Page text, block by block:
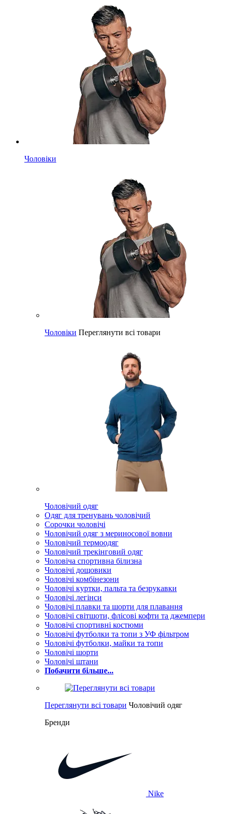
Чоловіки
Чоловіки Переглянути всі товари
Чоловічий одяг
Одяг для тренувань чоловічий
Сорочки чоловічі
Чоловічий одяг з мериносової вовни
Чоловічий термоодяг
Чоловічий трекінговий одяг
Чоловіча спортивна білизна
Чоловічі дощовики
Чоловічі комбінезони
Чоловічі куртки, пальта та безрукавки
Чоловічі легінси
Чоловічі плавки та шорти для плавання
Чоловічі світшоти, флісові кофти та джемпери
Чоловічі спортивні костюми
Чоловічі футболки та топи з УФ фільтром
Чоловічі футболки, майки та топи
Чоловічі шорти
Чоловічі штани
Побачити більше...
Переглянути всі товари Чоловічий одяг
Бренди
Nike